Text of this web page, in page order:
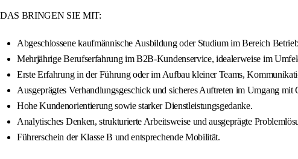
DAS BRINGEN SIE MIT:
Abgeschlossene kaufmännische Ausbildung oder Studium im Bereich
Mehrjährige Berufserfahrung im B2B-Kundenservice, idealerweise im
Erste Erfahrung in der Führung oder im Aufbau kleiner Teams,
Ausgeprägtes Verhandlungsgeschick und sicheres Auftreten im Umgang mit
Hohe Kundenorientierung sowie starker Dienstleistungsgedanke.
Analytisches Denken, strukturierte Arbeitsweise und ausgeprägte
Führerschein der Klasse B und entsprechende Mobilität.